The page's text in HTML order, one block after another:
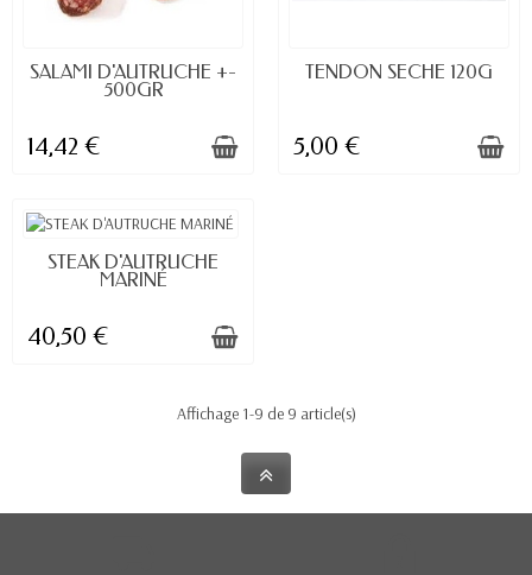
DISPONIBLE À LA COMMANDE
SALAMI D'AUTRUCHE +-
500GR
14,42 €
DISPONIBLE À LA COMMANDE
TENDON SECHE 120G
5,00 €
DISPONIBLE À LA COMMANDE
STEAK D'AUTRUCHE
MARINÉ
40,50 €
Affichage 1-9 de 9 article(s)